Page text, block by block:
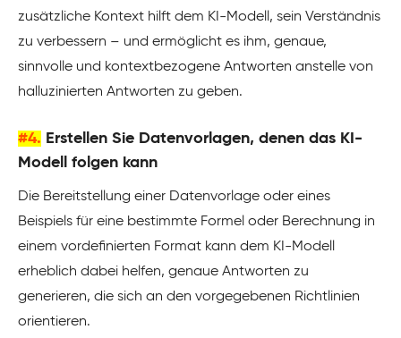
zusätzliche Kontext hilft dem KI-Modell, sein Verständnis
zu verbessern – und ermöglicht es ihm, genaue,
sinnvolle und kontextbezogene Antworten anstelle von
halluzinierten Antworten zu geben.
#4. Erstellen Sie Datenvorlagen, denen das KI-
Modell folgen kann
Die Bereitstellung einer Datenvorlage oder eines
Beispiels für eine bestimmte Formel oder Berechnung in
einem vordefinierten Format kann dem KI-Modell
erheblich dabei helfen, genaue Antworten zu
generieren, die sich an den vorgegebenen Richtlinien
orientieren.